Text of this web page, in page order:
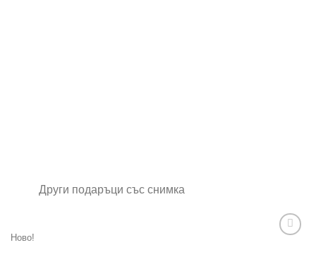
Други подаръци със снимка
Ново!